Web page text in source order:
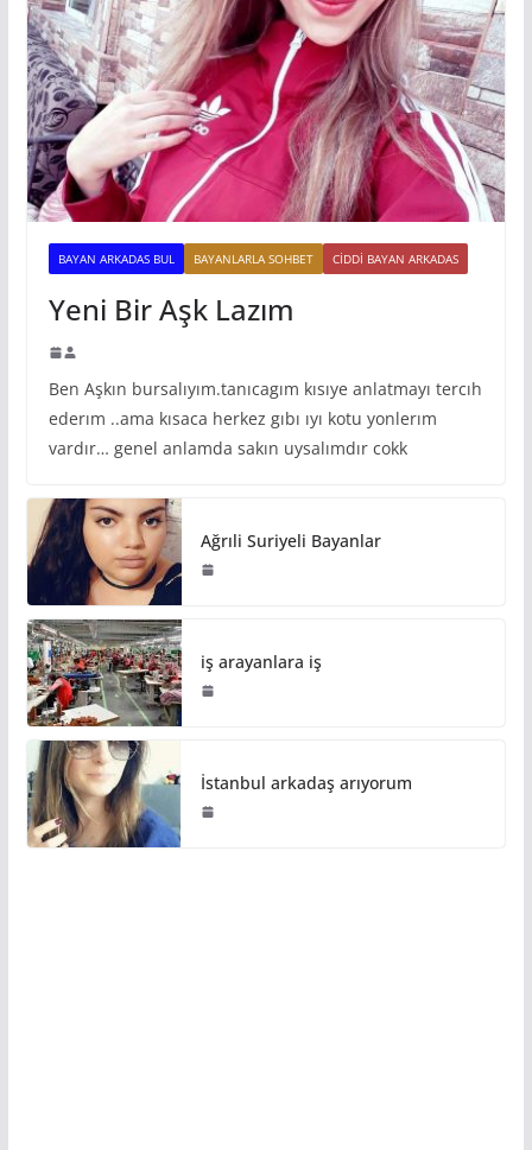
BAYAN ARKADAS BUL BAYANLARLA SOHBET CIDDI BAYAN ARKADAS
Yeni Bir Aşk Lazım
Ben Aşkın bursalıyım.tanıcagım kısıye anlatmayı tercıh
ederım ..ama kısaca herkez gıbı ıyı kotu yonlerım
vardır… genel anlamda sakın uysalımdır cokk
Ağrıli Suriyeli Bayanlar
iş arayanlara iş
İstanbul arkadaş arıyorum